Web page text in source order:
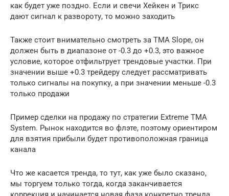
как будет уже поздно. Если и свечи Хейкен и Трикс
дают сигнал к развороту, то можно заходить
Также стоит внимательно смотреть за TMA Slope, он
должен быть в диапазоне от -0.3 до +0.3, это важное
условие, которое отфильтрует трендовые участки. При
значении выше +0.3 трейдеру следует рассматривать
только сигналы на покупку, а при значении меньше -0.3
только продажи
Пример сделки на продажу по стратегии Extreme TMA
System. Рынок находится во флэте, поэтому ориентиром
для взятия прибыли будет противоположная граница
канала
Что же касается тренда, то тут, как уже было сказано,
мы торгуем только тогда, когда заканчивается